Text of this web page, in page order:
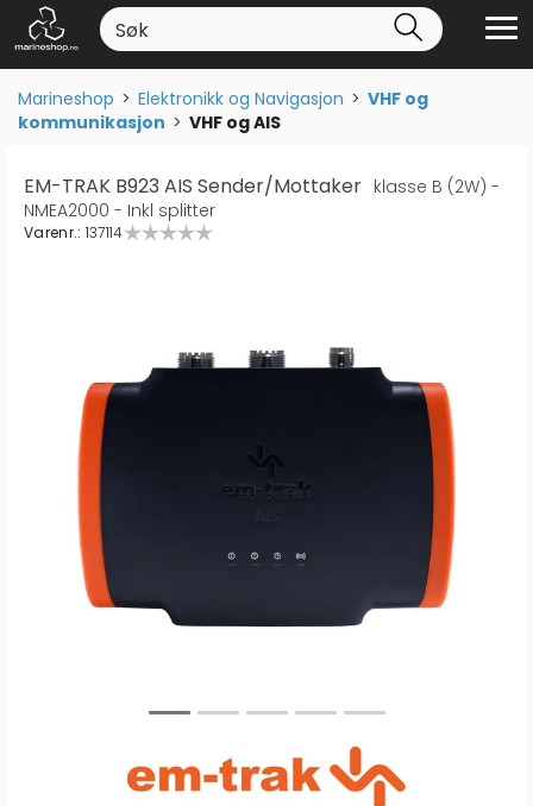
Marineshop>Elektronikk og Navigasjon>VHF og
kommunikasjon>VHF og AIS
EM-TRAK B923 AIS Sender/Mottaker klasse B (2W) -
NMEA2000 - Inkl splitter
Varenr.: 137114